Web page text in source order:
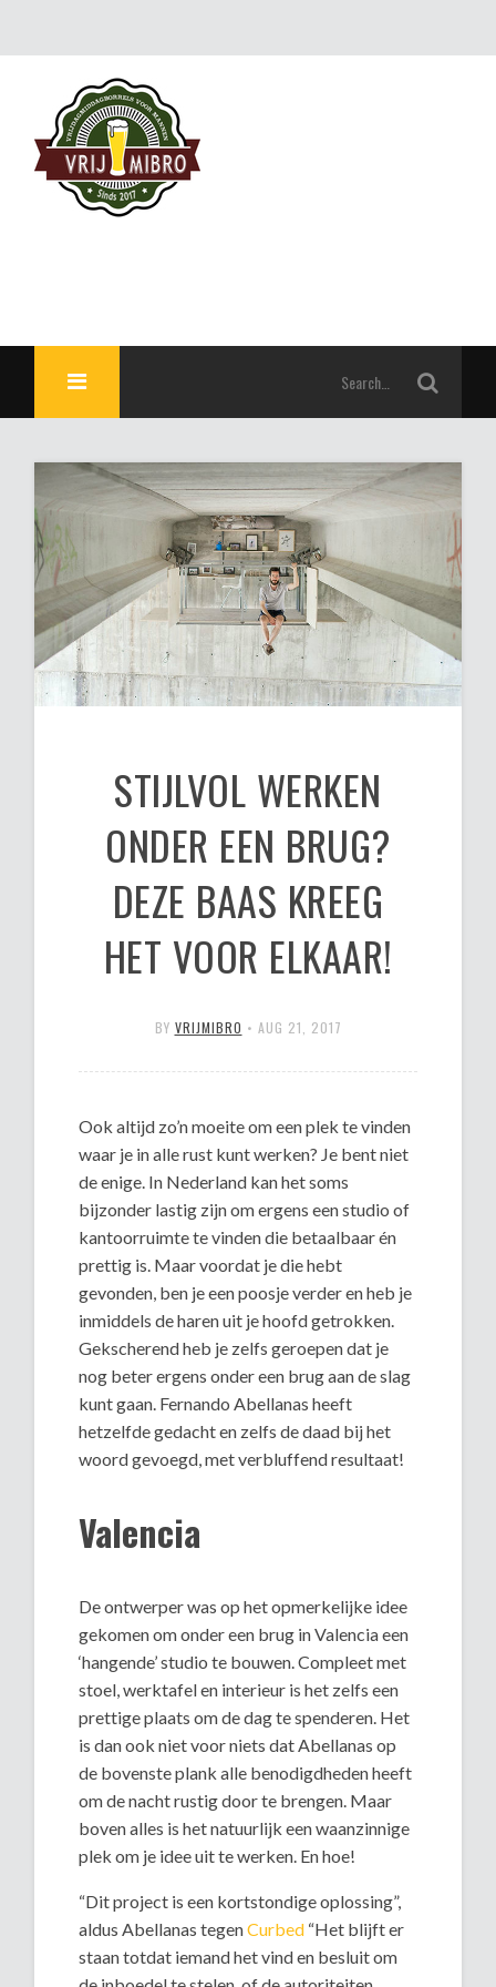
STIJLVOL WERKEN
ONDER EEN BRUG?
DEZE BAAS KREEG
HET VOOR ELKAAR!
BY VRIJMIBRO • AUG 21, 2017
Ook altijd zo’n moeite om een plek te vinden
waar je in alle rust kunt werken? Je bent niet
de enige. In Nederland kan het soms
bijzonder lastig zijn om ergens een studio of
kantoorruimte te vinden die betaalbaar én
prettig is. Maar voordat je die hebt
gevonden, ben je een poosje verder en heb je
inmiddels de haren uit je hoofd getrokken.
Gekscherend heb je zelfs geroepen dat je
nog beter ergens onder een brug aan de slag
kunt gaan. Fernando Abellanas heeft
hetzelfde gedacht en zelfs de daad bij het
woord gevoegd, met verbluffend resultaat!
Valencia
De ontwerper was op het opmerkelijke idee
gekomen om onder een brug in Valencia een
‘hangende’ studio te bouwen. Compleet met
stoel, werktafel en interieur is het zelfs een
prettige plaats om de dag te spenderen. Het
is dan ook niet voor niets dat Abellanas op
de bovenste plank alle benodigdheden heeft
om de nacht rustig door te brengen. Maar
boven alles is het natuurlijk een waanzinnige
plek om je idee uit te werken. En hoe!
“Dit project is een kortstondige oplossing”,
aldus Abellanas tegenCurbed “Het blijft er
staan totdat iemand het vind en besluit om